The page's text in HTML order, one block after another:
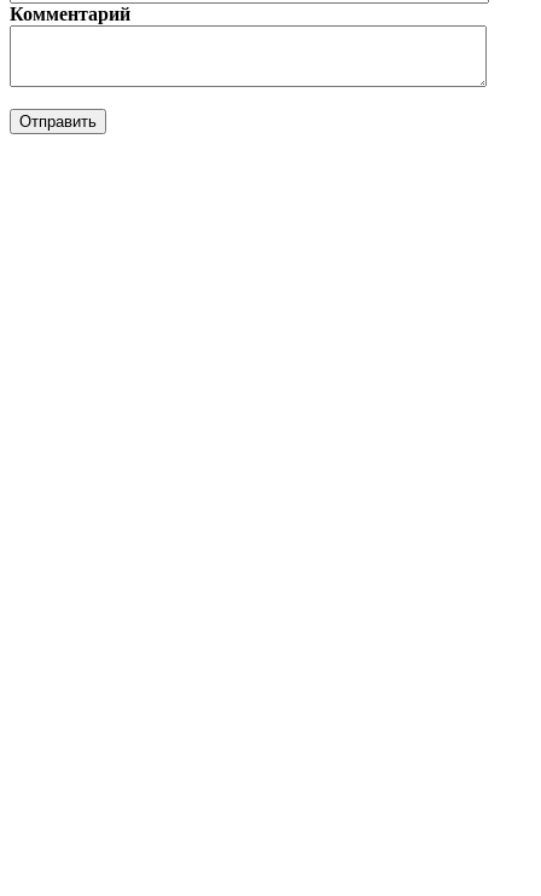
Комментарий